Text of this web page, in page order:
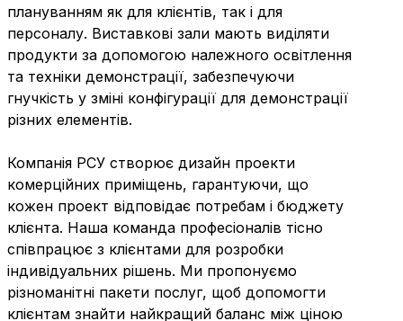
плануванням як для клієнтів, так і для
персоналу. Виставкові зали мають виділяти
продукти за допомогою належного освітлення
та техніки демонстрації, забезпечуючи
гнучкість у зміні конфігурації для демонстрації
різних елементів.
Компанія РСУ створює дизайн проекти
комерційних приміщень, гарантуючи, що
кожен проект відповідає потребам і бюджету
клієнта. Наша команда професіоналів тісно
співпрацює з клієнтами для розробки
індивідуальних рішень. Ми пропонуємо
різноманітні пакети послуг, щоб допомогти
клієнтам знайти найкращий баланс між ціною